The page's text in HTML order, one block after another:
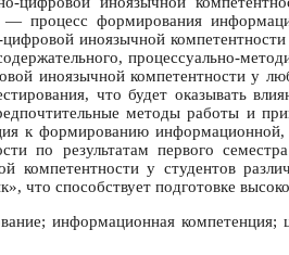
— процесс формирования
иноязычной
процессуально-
иноязычной компетентности у
что будет оказывать
методы работы и
к формированию
по результатам первого
у студентов
что способствует подготовке
информационная